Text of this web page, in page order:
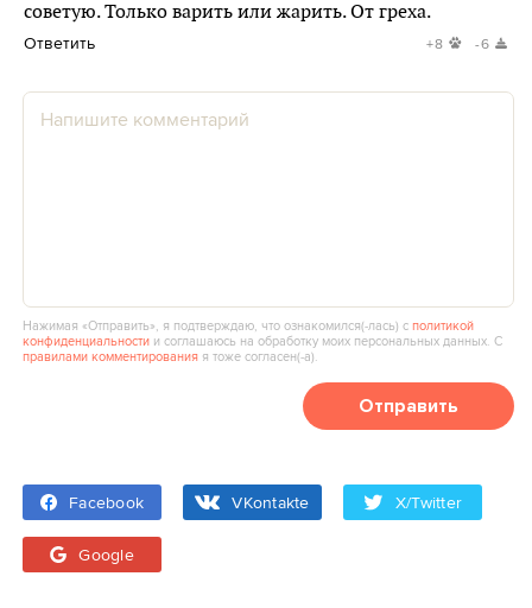
советую. Только варить или жарить. От греха.
Ответить +8 -6
Нажимая «Отправить», я подтверждаю, что ознакомился(‑лась) сполитикой
конфиденциальности и соглашаюсь на обработку моих персональных данных. С
правилами комментирования я тоже согласен(‑а).
Отправить
Facebook VKontakte X/Twitter
Google